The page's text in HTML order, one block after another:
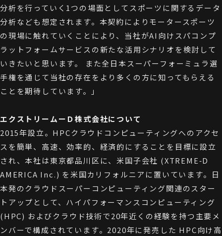
分析を行っていく1つの場面としてスポーツに関するデータ
分析なども想定されます。本契約によりモータースポーツ
の現場に触れていくことにより、当社がAI向けスパコンプ
ラットフォームサービスの新たな活用シナリオを検討して
いきたいと思います。 また全日本スーパーフォーミュラ選
手権を通じて当社の存在をより多くの方に知ってもらえる
ことを期待しています。」
エクストリームーＤ株式会社について
2015年設立。HPCクラウドコンピューティングへのアクセ
スを簡単、高速、効率的、経済的にすることを目標に設立
され、本社は東京都品川区に、米国子会社 (XTREME-D
AMERICA Inc.) を米国カリフォルニアに置いています。日
本発のクラウドスーパーコンピューティング関連のスター
トアップとして、ハイパフォーマンスコンピューティング
(HPC) およびクラウド技術で20年近くの経験を持つ主要メ
ンバーで構成されています。2020年に発売した HPC向け高